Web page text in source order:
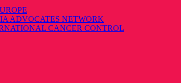
ADVOCATES NETWORK
CANCER CONTROL